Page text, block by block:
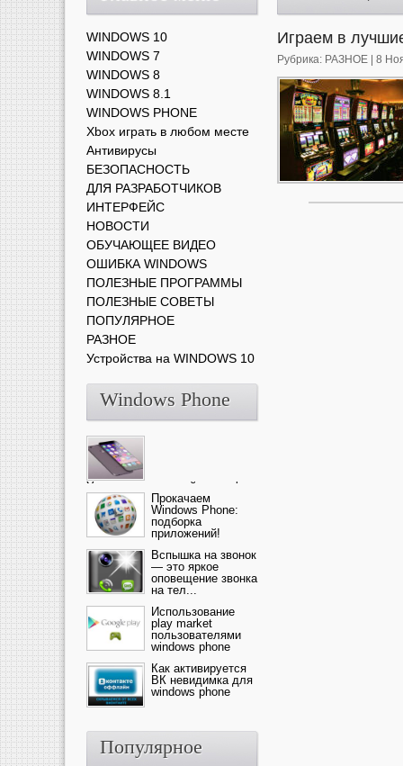
Играем в
Рубрика: РАЗНОЕ | 8
WINDOWS 10
WINDOWS 7
WINDOWS 8
WINDOWS 8.1
WINDOWS PHONE
Xbox играть в любом месте
Антивирусы
БЕЗОПАСНОСТЬ
ДЛЯ РАЗРАБОТЧИКОВ
ИНТЕРФЕЙС
НОВОСТИ
ОБУЧАЮЩЕЕ ВИДЕО
ОШИБКА WINDOWS
ПОЛЕЗНЫЕ ПРОГРАММЫ
ПОЛЕЗНЫЕ СОВЕТЫ
ПОПУЛЯРНОЕ
РАЗНОЕ
Устройства на WINDOWS 10
Windows Phone
Ультрасовременный смартфон
— это новика от компании Ap...
Прокачаем
Windows Phone:
подборка
приложений!
Вспышка на звонок
— это яркое
оповещение звонка
на тел...
Использование
play market
пользователями
windows phone
Как активируется
ВК невидимка для
windows phone
Популярное